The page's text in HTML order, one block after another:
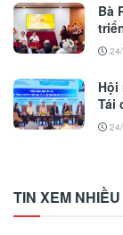
Bà
Tái
TIN XEM NHIỀU